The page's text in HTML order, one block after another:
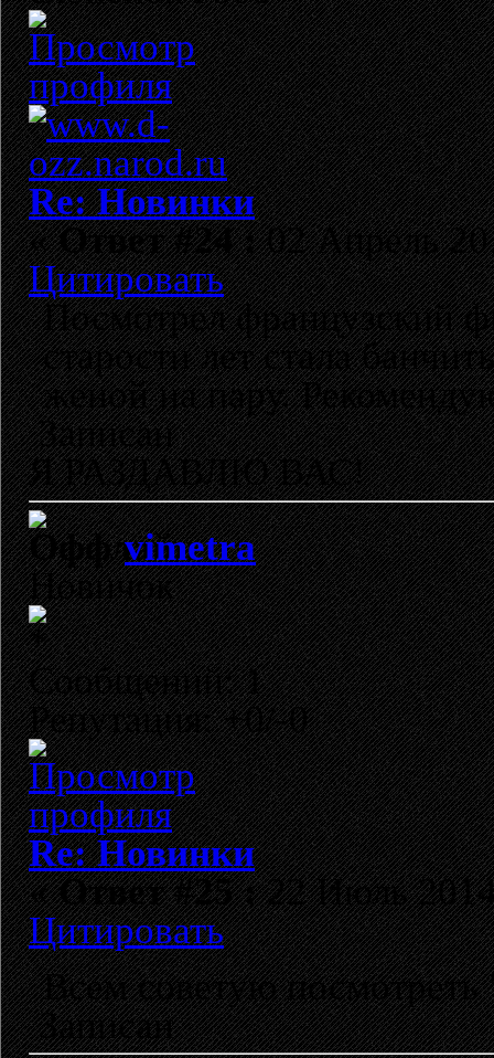
Re: Новинки
«Ответ #24 :02 Апрель
Цитировать
Посмотрел французский
старости лет стала
женой на пару.
Записан
Я РАЗДАВЛЮ ВАС!
vimetra
Новичок
Сообщений: 1
Репутация: +0/-0
Re: Новинки
«Ответ #25 :22 Июль
Цитировать
Всем советую
Записан